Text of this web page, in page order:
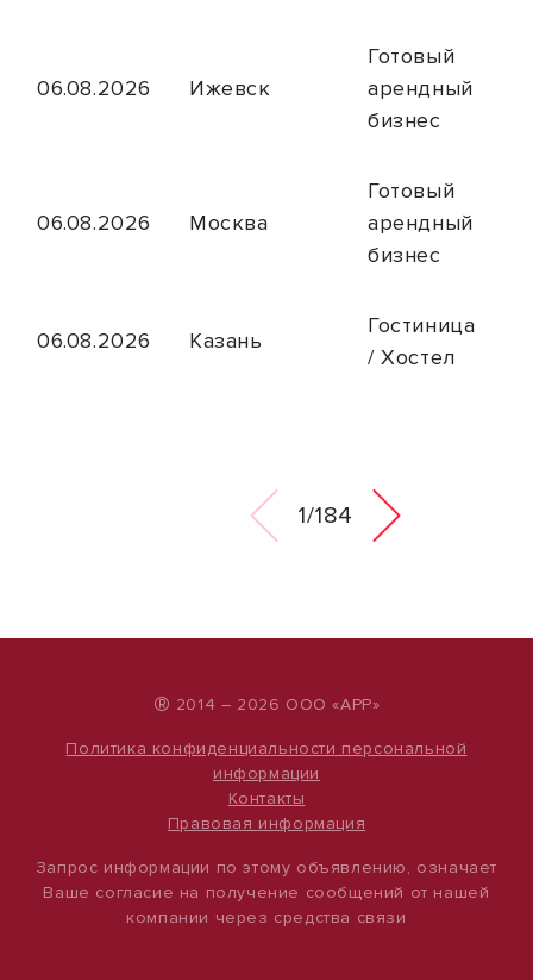
06.08.2026 Ижевск
Готовый
арендный
бизнес
06.08.2026 Москва
Готовый
арендный
бизнес
06.08.2026 Казань
Гостиница
/ Хостел
1/184
® 2014 – 2026 ООО «АРР»
Политика конфиденциальности персональной
информации
Контакты
Правовая информация
Запрос информации по этому объявлению, означает
Ваше согласие на получение сообщений от нашей
компании через средства связи